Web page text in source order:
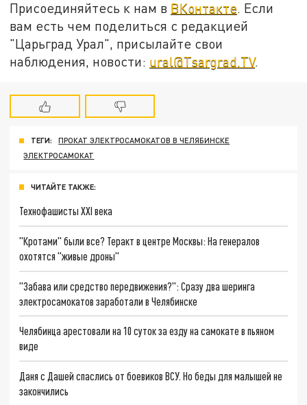
Присоединяйтесь к нам в ВКонтакте. Если
вам есть чем поделиться с редакцией
"Царьград Урал", присылайте свои
наблюдения, новости: ural@Tsargrad.TV.
ТЕГИ:
ПРОКАТ ЭЛЕКТРОСАМОКАТОВ В ЧЕЛЯБИНСКЕ
ЭЛЕКТРОСАМОКАТ
ЧИТАЙТЕ ТАКЖЕ:
Технофашисты XXI века
"Кротами" были все? Теракт в центре Москвы: На генералов
охотятся "живые дроны"
"Забава или средство передвижения?": Сразу два шеринга
электросамокатов заработали в Челябинске
Челябинца арестовали на 10 суток за езду на самокате в пьяном
виде
Даня с Дашей спаслись от боевиков ВСУ. Но беды для малышей не
закончились